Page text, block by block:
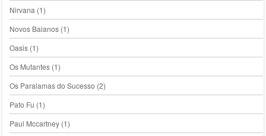
Nirvana (1)
Novos Baianos(1)
Oasis(1)
Os Mutantes(1)
Os Paralamas do Sucesso (2)
Pato Fu (1)
Paul Mccartney(1)